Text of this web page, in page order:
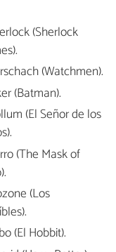
(Sherlock
(Watchmen).
(Batman).
(El Señor de los
(The Mask of
(Los
(El Hobbit).